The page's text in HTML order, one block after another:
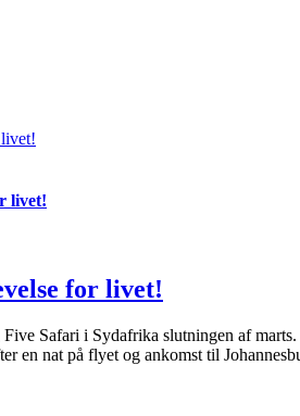
livet!
for livet!
Safari i Sydafrika slutningen af
en nat på flyet og ankomst til